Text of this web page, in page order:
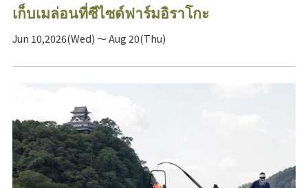
เก็บเมล่อนที่ซีไซด์ฟาร์มอิราโกะ
Jun 10,2026(Wed) ～ Aug 20(Thu)